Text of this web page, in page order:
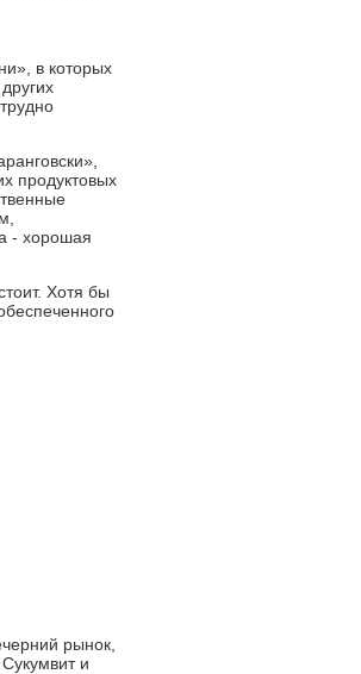
в которых
продуктовых
- хорошая
Хотя бы
рынок,
и